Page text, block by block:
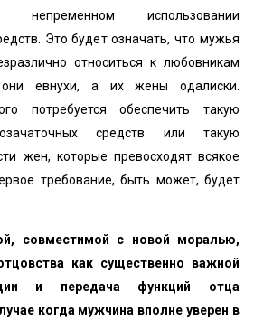
непременном использовании
Это будет означать, что мужья
относиться к любовникам
евнухи, а их жены одалиски.
потребуется обеспечить такую
средств или такую
жен, которые превосходят всякое
требование, быть может, будет
совместимой с новой моралью,
как существенно важной
и передача функций отца
когда мужчина вполне уверен в